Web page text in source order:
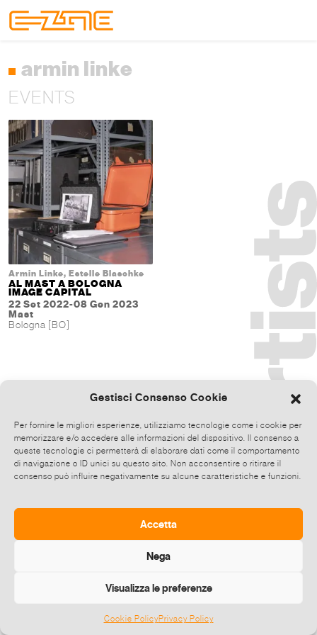
Gestisci Consenso Cookie
Per fornire le migliori esperienze, utilizziamo tecnologie come i cookie per
memorizzare e/o accedere alle informazioni del dispositivo. Il consenso a
queste tecnologie ci permetterà di elaborare dati come il comportamento
di navigazione o ID unici su questo sito. Non acconsentire o ritirare il
consenso può influire negativamente su alcune caratteristiche e funzioni.
Accetta
Nega
Visualizza le preferenze
Cookie PolicyPrivacy Policy
armin linke
EVENTS
Armin Linke, Estelle Blaschke
AL MAST A BOLOGNA
IMAGE CAPITAL
22 Set 2022-08 Gen 2023
Mast
Bologna [BO]
©2026 E-zine